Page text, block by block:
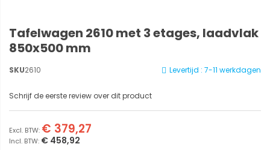
Tafelwagen 2610 met 3 etages, laadvlak
850x500 mm
Levertijd : 7-11 werkdagen
SKU2610
Schrijf de eerste review over dit product
€ 458,92
€ 379,27